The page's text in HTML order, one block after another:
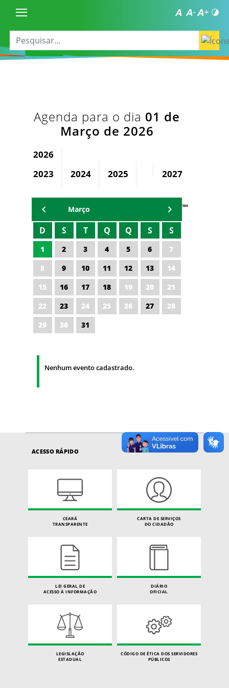
Agenda para o dia 01 de
Março de 2026
2026
2023
2024 2025 2027
Agenda Secretárias
Março
D S T Q Q S S
1 2 3 4 5 6
7
8
9 10 11 12 13
14
15
16 17 18 19 20
21
22
23 24 25 26 27
28
29
30 31
Nenhum evento cadastrado.
ACESSO RÁPIDO
CEARÁ
TRANSPARENTE
CARTA DE SERVIÇOS
DO CIDADÃO
LEI GERAL DE
ACESSO À INFORMAÇÃO
DIÁRIO
OFICIAL
LEGISLAÇÃO
ESTADUAL
CÓDIGO DE ÉTICA DOS SERVIDORES
PÚBLICOS